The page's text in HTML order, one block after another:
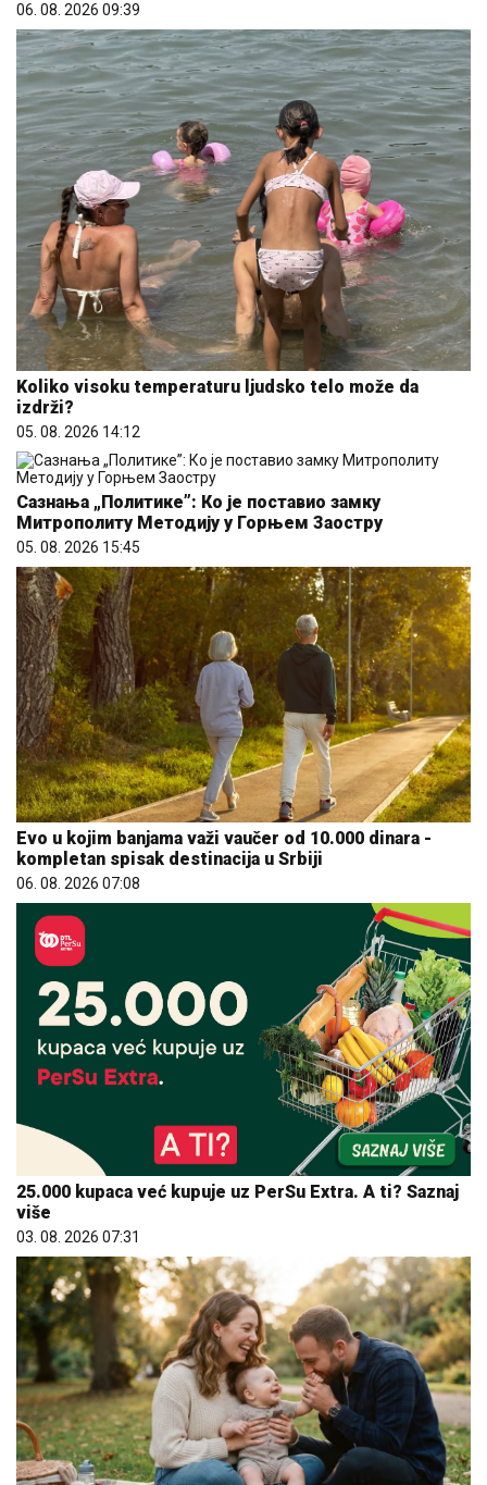
06. 08. 2026 09:39
Koliko visoku temperaturu ljudsko telo može da
izdrži?
05. 08. 2026 14:12
Сазнања „Политике”: Ко је поставио замку
Митрополиту Методију у Горњем Заостру
05. 08. 2026 15:45
Evo u kojim banjama važi vaučer od 10.000 dinara -
kompletan spisak destinacija u Srbiji
06. 08. 2026 07:08
25.000 kupaca već kupuje uz PerSu Extra. A ti? Saznaj
više
03. 08. 2026 07:31